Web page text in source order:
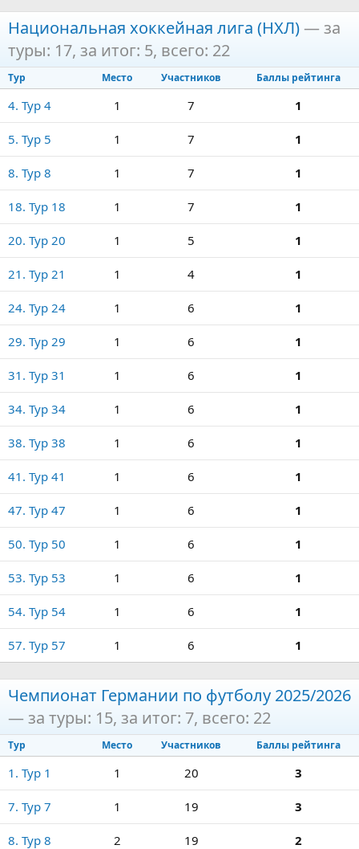
Национальная хоккейная лига (НХЛ)— за
туры: 17, за итог: 5, всего: 22
Тур Место Участников Баллы рейтинга
4. Тур 4 1 7 1
5. Тур 5 1 7 1
8. Тур 8 1 7 1
18. Тур 18 1 7 1
20. Тур 20 1 5 1
21. Тур 21 1 4 1
24. Тур 24 1 6 1
29. Тур 29 1 6 1
31. Тур 31 1 6 1
34. Тур 34 1 6 1
38. Тур 38 1 6 1
41. Тур 41 1 6 1
47. Тур 47 1 6 1
50. Тур 50 1 6 1
53. Тур 53 1 6 1
54. Тур 54 1 6 1
57. Тур 57 1 6 1
Чемпионат Германии по футболу 2025/2026
— за туры: 15, за итог: 7, всего: 22
Тур Место Участников Баллы рейтинга
1. Тур 1 1 20 3
7. Тур 7 1 19 3
8. Тур 8 2 19 2